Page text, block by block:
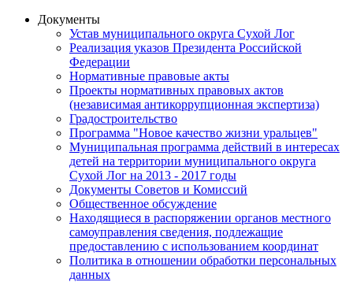
Документы
Устав муниципального округа Сухой Лог
Реализация указов Президента Российской
Федерации
Нормативные правовые акты
Проекты нормативных правовых актов
(независимая антикоррупционная экспертиза)
Градостроительство
Программа "Новое качество жизни уральцев"
Муниципальная программа действий в интересах
детей на территории муниципального округа
Сухой Лог на 2013 - 2017 годы
Документы Советов и Комиссий
Общественное обсуждение
Находящиеся в распоряжении органов местного
самоуправления сведения, подлежащие
предоставлению с использованием координат
Политика в отношении обработки персональных
данных